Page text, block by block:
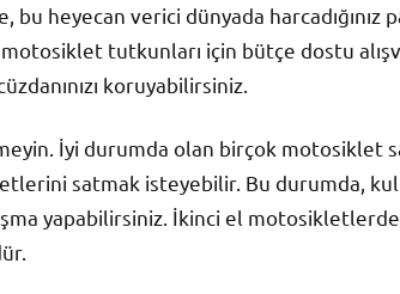
heyecan verici dünyada harcadığınız
motosiklet tutkunları için bütçe dostu
koruyabilirsiniz.
İyi durumda olan birçok motosiklet
satmak isteyebilir. Bu durumda,
yapabilirsiniz. İkinci el